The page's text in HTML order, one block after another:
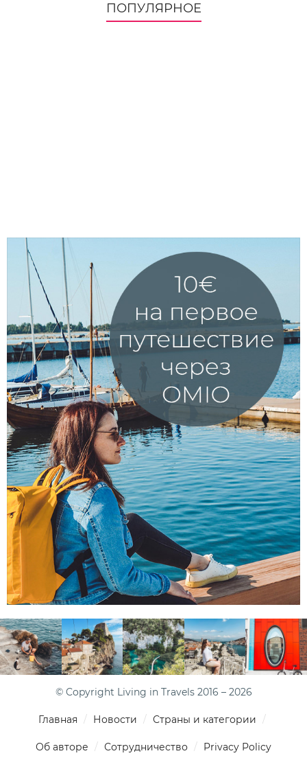
ПОПУЛЯРНОЕ
© Copyright Living in Travels 2016 – 2026
Главная Новости Страны и категории
Об авторе Сотрудничество Privacy Policy